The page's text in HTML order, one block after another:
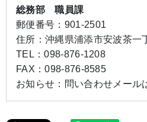
総務部 職員課
郵便番号： 901-2501
住所： 沖縄県浦添市安波茶一
TEL：098-876-1208
FAX：098-876-8585
お知らせ： 問い合わせメール